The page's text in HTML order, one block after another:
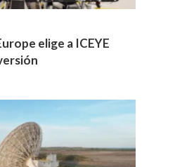
elige a ICEYE